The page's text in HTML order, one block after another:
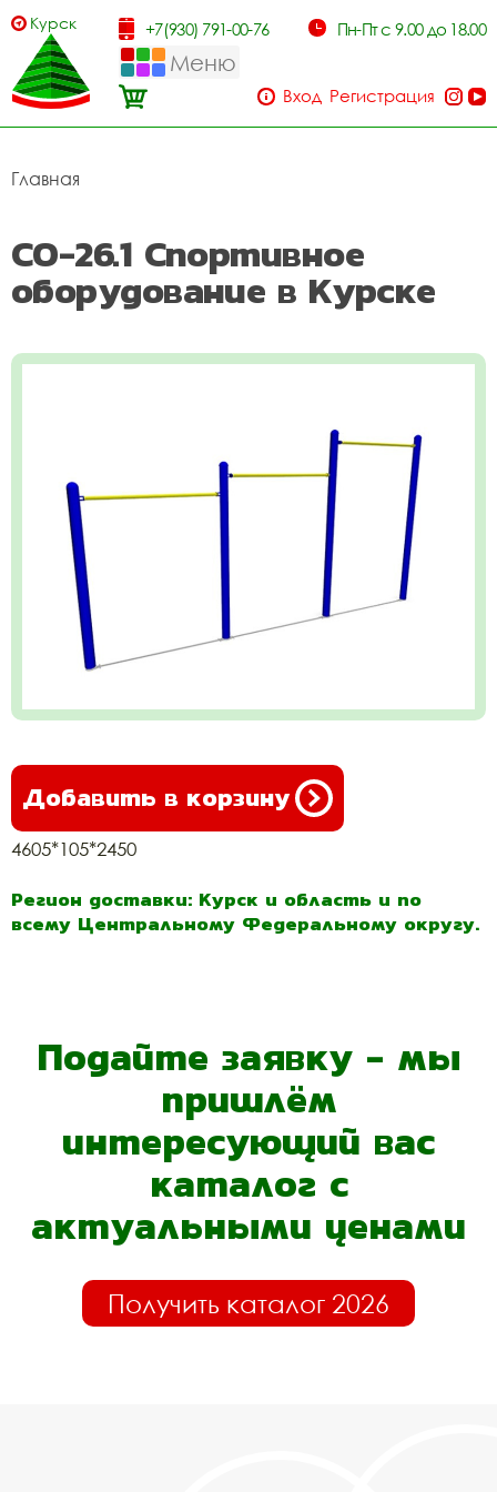
Курск +7(930) 791-00-76 Пн-Пт с 9.00 до 18.00
Меню
Вход Регистрация
Главная
СО-26.1 Спортивное
оборудование в Курске
Добавить в корзину
4605*105*2450
Регион доставки: Курск и область и по
всему Центральному Федеральному округу.
Подайте заявку - мы
пришлём
интересующий вас
каталог с
актуальными ценами
Получить каталог 2026